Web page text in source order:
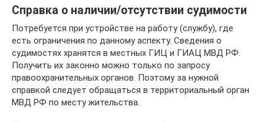
Справка о наличии/отсутствии судимости
Потребуется при устройстве на работу (службу), где
есть ограничения по данному аспекту. Сведения о
судимостях хранятся в местных ГИЦ и ГИАЦ МВД РФ.
Получить их законно можно только по запросу
правоохранительных органов. Поэтому за нужной
справкой следует обращаться в территориальный орган
МВД РФ по месту жительства.